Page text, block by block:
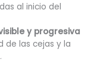
al inicio del
y progresiva
de las cejas y la